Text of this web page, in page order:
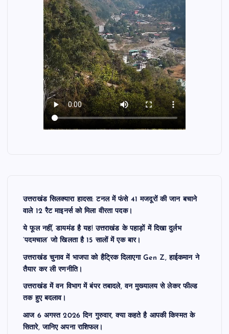
उत्तराखंड सिलक्यारा हादसा: टनल में फंसे 41 मजदूरों की जान बचाने
वाले 12 रैट माइनर्स को मिला वीरता पदक।
ये फूल नहीं, डायमंड है यह! उत्तराखंड के पहाड़ों में दिखा दुर्लभ
‘पदमचाल’ जो खिलता है 15 सालों में एक बार।
उत्तराखंड चुनाव में भाजपा को हैट्रिक दिलाएगा Gen Z, हाईकमान ने
तैयार कर ली रणनीति।
उत्तराखंड में वन विभाग में बंपर तबादले, वन मुख्यालय से लेकर फील्ड
तक हुए बदलाव।
आज 6 अगस्त 2026 दिन गुरुवार, क्या कहते है आपकी किस्मत के
सितारे, जानिए अपना राशिफल।